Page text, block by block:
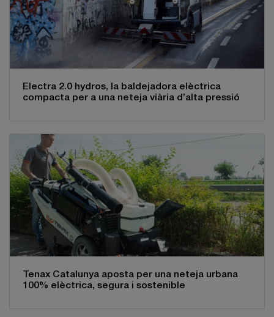
Electra 2.0 hydros, la baldejadora elèctrica
compacta per a una neteja viària d’alta pressió
Tenax Catalunya aposta per una neteja urbana
100% elèctrica, segura i sostenible